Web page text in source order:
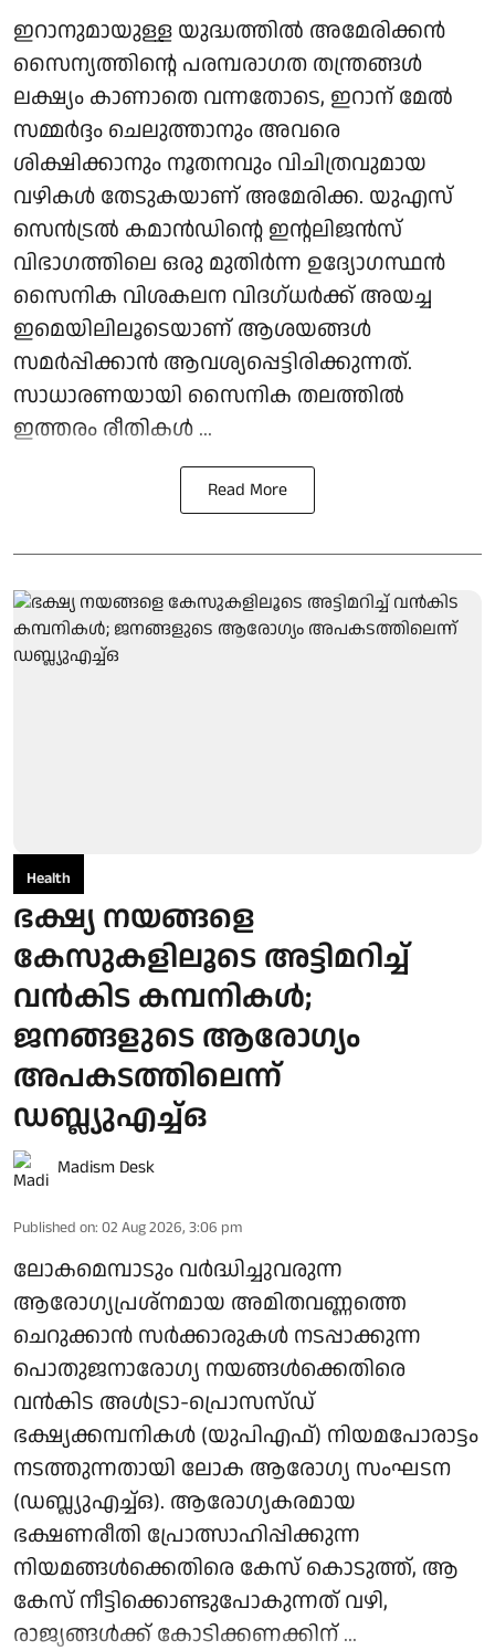
ഇറാനുമായുള്ള യുദ്ധത്തിൽ അമേരിക്കൻ
സൈന്യത്തിന്റെ പരമ്പരാഗത തന്ത്രങ്ങൾ
ലക്ഷ്യം കാണാതെ വന്നതോടെ, ഇറാന് മേൽ
സമ്മർദ്ദം ചെലുത്താനും അവരെ
ശിക്ഷിക്കാനും നൂതനവും വിചിത്രവുമായ
വഴികൾ തേടുകയാണ് അമേരിക്ക. യുഎസ്
സെൻട്രൽ കമാൻഡിന്റെ ഇന്റലിജൻസ്
വിഭാഗത്തിലെ ഒരു മുതിർന്ന ഉദ്യോഗസ്ഥൻ
സൈനിക വിശകലന വിദഗ്ധർക്ക് അയച്ച
ഇമെയിലിലൂടെയാണ് ആശയങ്ങൾ
സമർപ്പിക്കാൻ ആവശ്യപ്പെട്ടിരിക്കുന്നത്.
സാധാരണയായി സൈനിക തലത്തിൽ
ഇത്തരം രീതികൾ ...
Read More
Health
ഭക്ഷ്യ നയങ്ങളെ
കേസുകളിലൂടെ അട്ടിമറിച്ച്
വൻകിട കമ്പനികൾ;
ജനങ്ങളുടെ ആരോഗ്യം
അപകടത്തിലെന്ന്
ഡബ്ല്യുഎച്ച്ഒ
Madism Desk
Published on: 02 Aug 2026, 3:06 pm
ലോകമെമ്പാടും വര്‍ദ്ധിച്ചുവരുന്ന
ആരോഗ്യപ്രശ്‌നമായ അമിതവണ്ണത്തെ
ചെറുക്കാന്‍ സര്‍ക്കാരുകള്‍ നടപ്പാക്കുന്ന
പൊതുജനാരോഗ്യ നയങ്ങള്‍ക്കെതിരെ
വന്‍കിട അള്‍ട്രാ-പ്രൊസസ്ഡ്
ഭക്ഷ്യക്കമ്പനികള്‍ (യുപിഎഫ്) നിയമപോരാട്ടം
നടത്തുന്നതായി ലോക ആരോഗ്യ സംഘടന
(ഡബ്ല്യുഎച്ച്ഒ). ആരോഗ്യകരമായ
ഭക്ഷണരീതി പ്രോത്സാഹിപ്പിക്കുന്ന
നിയമങ്ങള്‍ക്കെതിരെ കേസ് കൊടുത്ത്, ആ
കേസ് നീട്ടിക്കൊണ്ടുപോകുന്നത് വഴി,
രാജ്യങ്ങള്‍ക്ക് കോടിക്കണക്കിന് ...